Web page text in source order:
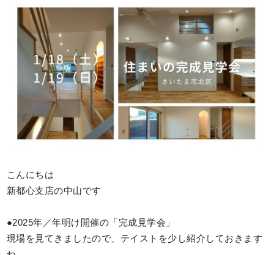
こんにちは
新都心支店の中山です
●2025年／年明け開催の「完成見学会」
現場を見てきましたので、テイストを少し紹介しておきます